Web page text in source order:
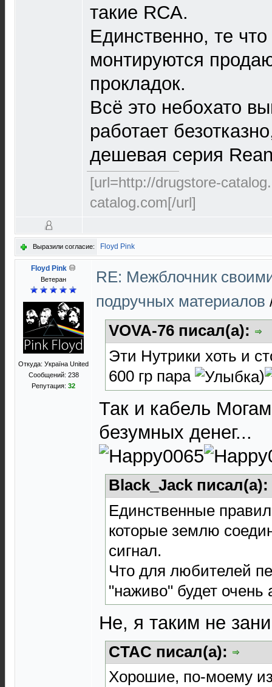
такие RCA.
Единственно, те
монтируются
прокладок.
Всё это небохато
работает
дешевая серия
[url=http://drugstore-
catalog.com[/url]
Выразили согласие: Floyd Pink
Floyd Pink
Ветеран
Откуда: Україна United
Сообщений: 238
Репутация: 32
RE: Межблочник
подручных материалов
VOVA-76 писал(а):
Эти Нутрики хоть и
600 гр пара
)
Так и кабель
безумных денег...
Black_Jack писал(а):
Единственные
которые землю
сигнал.
Что для любителей
"наживо" будет очень
Не, я таким не
CTAC писал(а):
Хорошие, по-моему